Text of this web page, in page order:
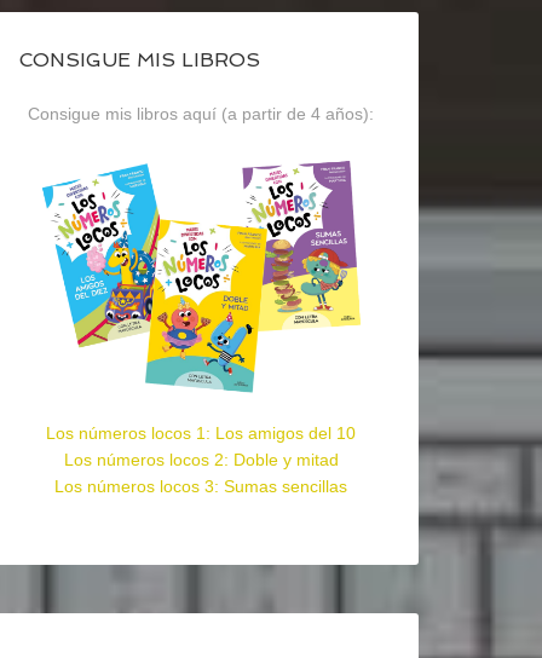
CONSIGUE MIS LIBROS
Consigue mis libros aquí (a partir de 4 años):
Los números locos 1: Los amigos del 10
Los números locos 2: Doble y mitad
Los números locos 3: Sumas sencillas